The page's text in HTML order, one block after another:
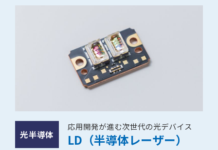
光半導体
応用開発が進む次世代の光デバイス
LD（半導体レーザー）